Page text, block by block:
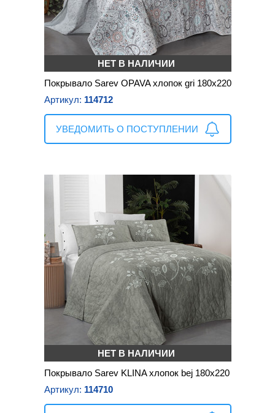
НЕТ В НАЛИЧИИ
Покрывало Sarev OPAVA хлопок gri 180х220
Артикул: 114712
УВЕДОМИТЬ О ПОСТУПЛЕНИИ
НЕТ В НАЛИЧИИ
Покрывало Sarev KLINA хлопок bej 180х220
Артикул: 114710